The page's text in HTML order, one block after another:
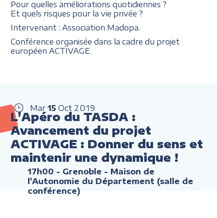
Pour quelles améliorations quotidiennes ?
Et quels risques pour la vie privée ?
Intervenant : Association Madopa.
Conférence organisée dans la cadre du projet
européen ACTIVAGE.
Mar 15 Oct 2019
L'Apéro du TASDA :
Avancement du projet
ACTIVAGE : Donner du sens et
maintenir une dynamique !
17h00 - Grenoble - Maison de
l'Autonomie du Département (salle de
conférence)